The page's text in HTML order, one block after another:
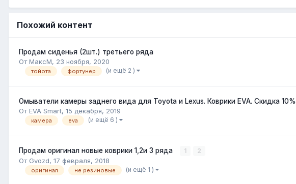
Похожий контент
Продам сиденья (2шт.) третьего ряда
От МаксМ, 23 ноября, 2020
тойота фортунер (и ещё 2 )
Омыватели камеры заднего вида для Toyota и Lexus. Коврики EVA. Скидка 10%
От EVA Smart, 15 декабря, 2019
камера eva (и ещё 6 )
Продам оригинал новые коврики 1,2и 3 ряда 1 2
От Gvozd, 17 февраля, 2018
оригинал не резиновые (и ещё 1 )